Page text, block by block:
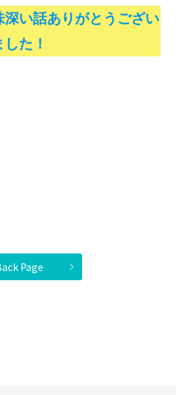
深い話ありがとうござい
した！
Page